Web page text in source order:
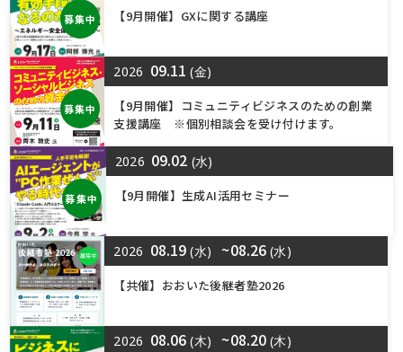
募集中
【9月開催】GXに関する講座
募集中
2026 09.11(金)
【9月開催】コミュニティビジネスのための創業
支援講座 ※個別相談会を受け付けます。
募集中
2026 09.02 (水)
【9月開催】生成AI活用セミナー
2026 08.19(水) ~08.26 (水)
【共催】おおいた後継者塾2026
2026 08.06(木) ~08.20 (木)